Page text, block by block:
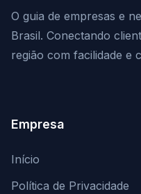
O guia de empresas e
Brasil. Conectando
região com facilidade e
Empresa
Início
Política de Privacidade